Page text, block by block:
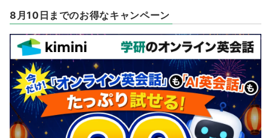
8月10日までのお得なキャンペーン